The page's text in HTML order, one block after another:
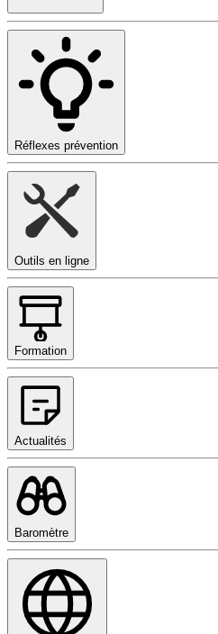
Réflexes prévention
Outils en ligne
Formation
Actualités
Baromètre